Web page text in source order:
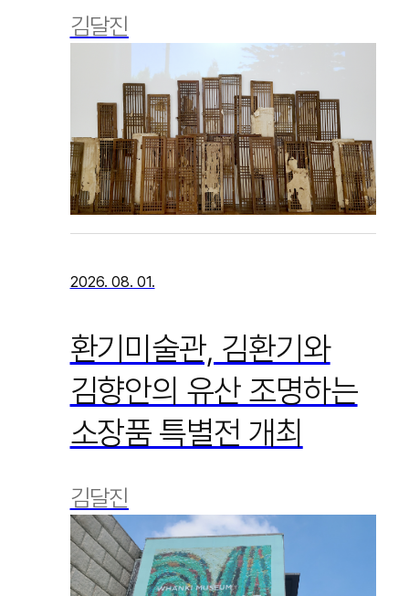
김달진
2026. 08. 01.
환기미술관, 김환기와
김향안의 유산 조명하는
소장품 특별전 개최
김달진